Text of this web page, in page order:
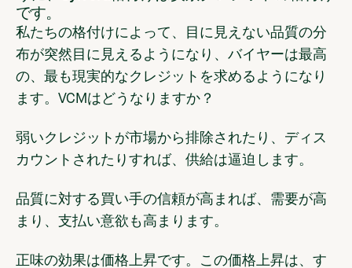
です。
私たちの格付けによって、目に見えない品質の分
布が突然目に見えるようになり、バイヤーは最高
の、最も現実的なクレジットを求めるようになり
ます。VCMはどうなりますか？
弱いクレジットが市場から排除されたり、ディス
カウントされたりすれば、供給は逼迫します。
品質に対する買い手の信頼が高まれば、需要が高
まり、支払い意欲も高まります。
正味の効果は価格上昇です。この価格上昇は、す